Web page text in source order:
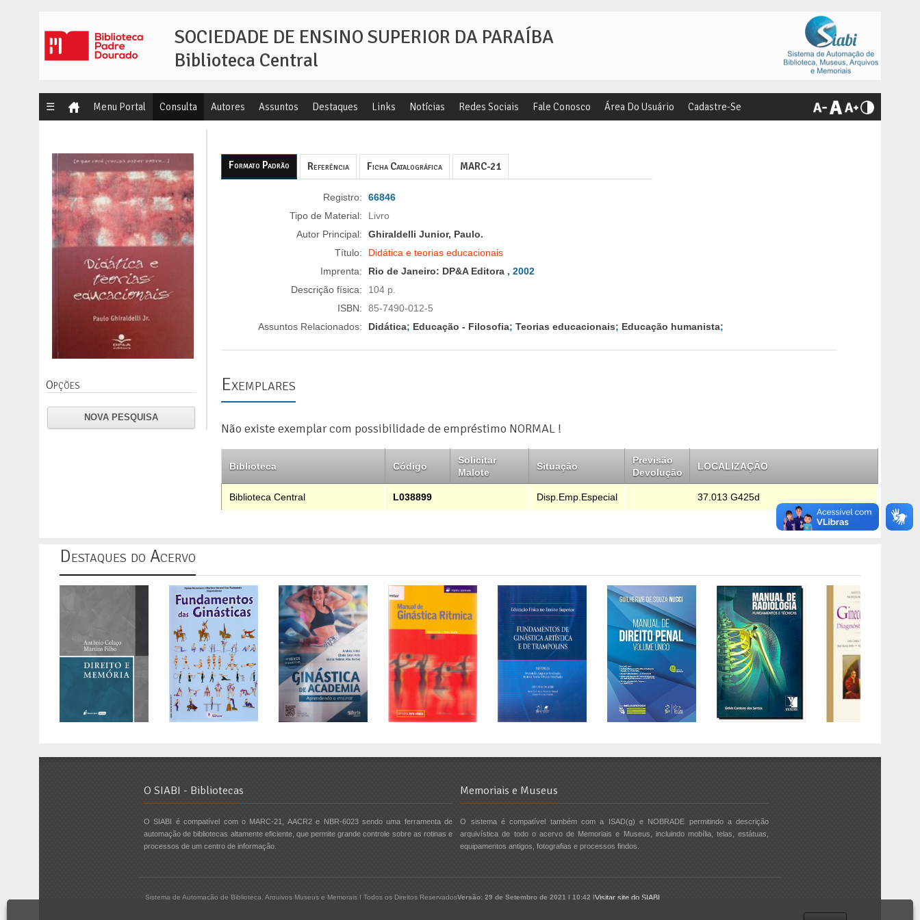
SOCIEDADE DE ENSINO SUPERIOR DA PARAÍBA
Biblioteca Central
☰ Menu Portal Consulta Autores Assuntos Destaques Links Notícias Redes Sociais Fale Conosco Área Do Usuário Cadastre-Se
Opções
NOVA PESQUISA
Formato Padrão Referência Ficha Catalográfica MARC-21
Registro:
66846
Tipo de Material:
Livro
Autor Principal:
Ghiraldelli Junior, Paulo.
Título:
Didática e teorias educacionais
Imprenta:
Rio de Janeiro: DP&A Editora , 2002
Descrição física:
104 p.
ISBN:
85-7490-012-5
Assuntos Relacionados:
Didática; Educação - Filosofia; Teorias educacionais; Educação humanista;
Exemplares
Não existe exemplar com possibilidade de empréstimo NORMAL !
Biblioteca Código
Solicitar
Malote
Situação
Previsão
Devolução
LOCALIZAÇÃO
Biblioteca Central L038899 Disp.Emp.Especial 37.013 G425d
Destaques do Acervo
O SIABI - Bibliotecas
O SIABI é compatível com o MARC-21, AACR2 e NBR-6023 sendo uma ferramenta de
automação de bibliotecas altamente eficiente, que permite grande controle sobre as rotinas e
processos de um centro de informação.
Memoriais e Museus
O sistema é compatível também com a ISAD(g) e NOBRADE permitindo a descrição
arquivística de todo o acervo de Memoriais e Museus, incluindo mobília, telas, estátuas,
equipamentos antigos, fotografias e processos findos.
Sistema de Automação de Biblioteca, Arquivos Museus e Memorais | Todos os Direitos ReservadosVersão: 29 de Setembro de 2021 | 10:42 |Visitar site do SIABI